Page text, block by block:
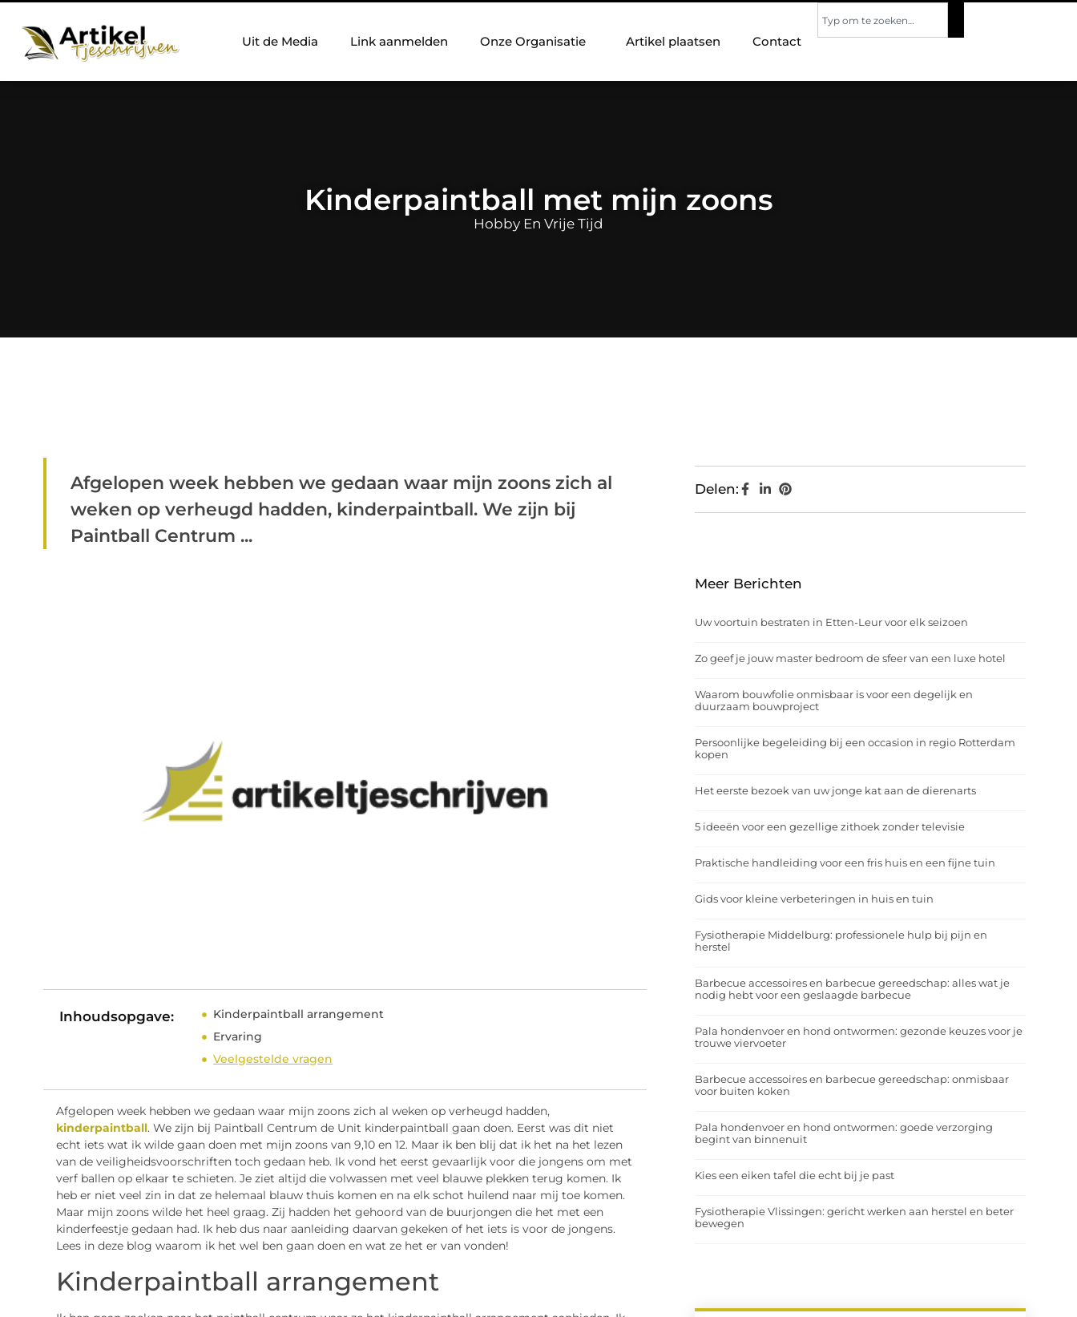
Uit de Media Link aanmelden Onze Organisatie Artikel plaatsen Contact
Kinderpaintball met mijn zoons
Hobby En Vrije Tijd
Afgelopen week hebben we gedaan waar mijn zoons zich al
weken op verheugd hadden, kinderpaintball. We zijn bij
Paintball Centrum ...
Inhoudsopgave:
Kinderpaintball arrangement
Ervaring
Veelgestelde vragen
Afgelopen week hebben we gedaan waar mijn zoons zich al weken op verheugd hadden,
kinderpaintball. We zijn bij Paintball Centrum de Unit kinderpaintball gaan doen. Eerst was dit niet
echt iets wat ik wilde gaan doen met mijn zoons van 9,10 en 12. Maar ik ben blij dat ik het na het lezen
van de veiligheidsvoorschriften toch gedaan heb. Ik vond het eerst gevaarlijk voor die jongens om met
verf ballen op elkaar te schieten. Je ziet altijd die volwassen met veel blauwe plekken terug komen. Ik
heb er niet veel zin in dat ze helemaal blauw thuis komen en na elk schot huilend naar mij toe komen.
Maar mijn zoons wilde het heel graag. Zij hadden het gehoord van de buurjongen die het met een
kinderfeestje gedaan had. Ik heb dus naar aanleiding daarvan gekeken of het iets is voor de jongens.
Lees in deze blog waarom ik het wel ben gaan doen en wat ze het er van vonden!
Kinderpaintball arrangement
Delen:
Meer Berichten
Uw voortuin bestraten in Etten-Leur voor elk seizoen
Zo geef je jouw master bedroom de sfeer van een luxe hotel
Waarom bouwfolie onmisbaar is voor een degelijk en
duurzaam bouwproject
Persoonlijke begeleiding bij een occasion in regio Rotterdam
kopen
Het eerste bezoek van uw jonge kat aan de dierenarts
5 ideeën voor een gezellige zithoek zonder televisie
Praktische handleiding voor een fris huis en een fijne tuin
Gids voor kleine verbeteringen in huis en tuin
Fysiotherapie Middelburg: professionele hulp bij pijn en
herstel
Barbecue accessoires en barbecue gereedschap: alles wat je
nodig hebt voor een geslaagde barbecue
Pala hondenvoer en hond ontwormen: gezonde keuzes voor je
trouwe viervoeter
Barbecue accessoires en barbecue gereedschap: onmisbaar
voor buiten koken
Pala hondenvoer en hond ontwormen: goede verzorging
begint van binnenuit
Kies een eiken tafel die echt bij je past
Fysiotherapie Vlissingen: gericht werken aan herstel en beter
bewegen